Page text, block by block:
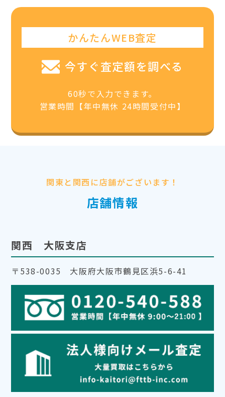
かんたんWEB査定
今すぐ査定額を調べる
60秒で入力できます。
営業時間【年中無休 24時間受付中】
関東と関西に店舗がございます！
店舗情報
関西 大阪支店
〒538-0035 大阪府大阪市鶴見区浜5-6-41